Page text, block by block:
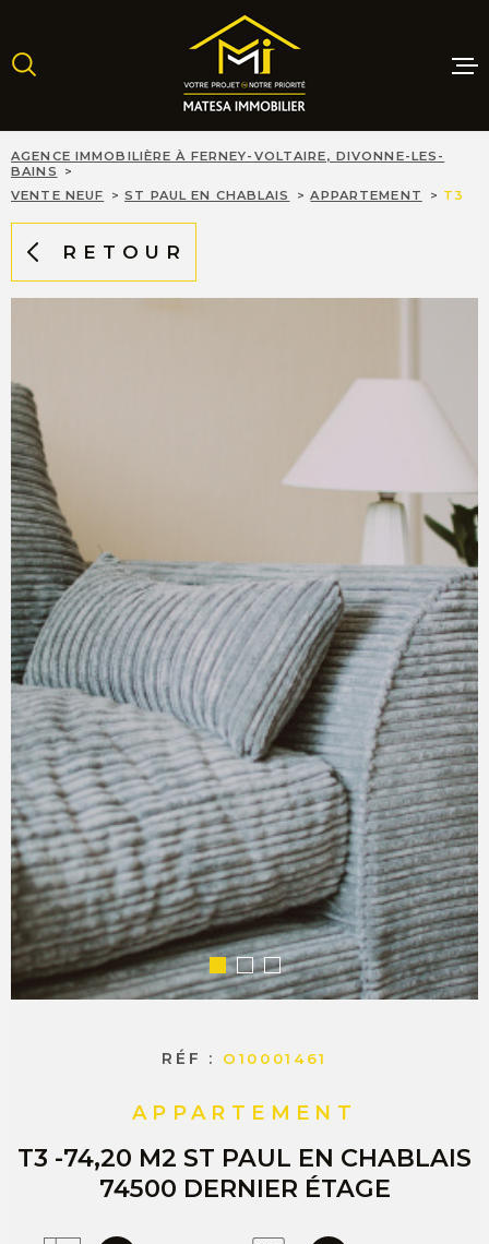
la
recherche
menu
principal
contenu
MAISONS
NEUFS
ESTIMER
VENDRE
AGENCE IMMOBILIÈRE À FERNEY-VOLTAIRE, DIVONNE-LES-
BAINS
VENTE NEUF
ST PAUL EN CHABLAIS APPARTEMENT T3
RETOUR
RÉF : O10001461
APPARTEMENT
T3 -74,20 M2 ST PAUL EN CHABLAIS
74500 DERNIER ÉTAGE